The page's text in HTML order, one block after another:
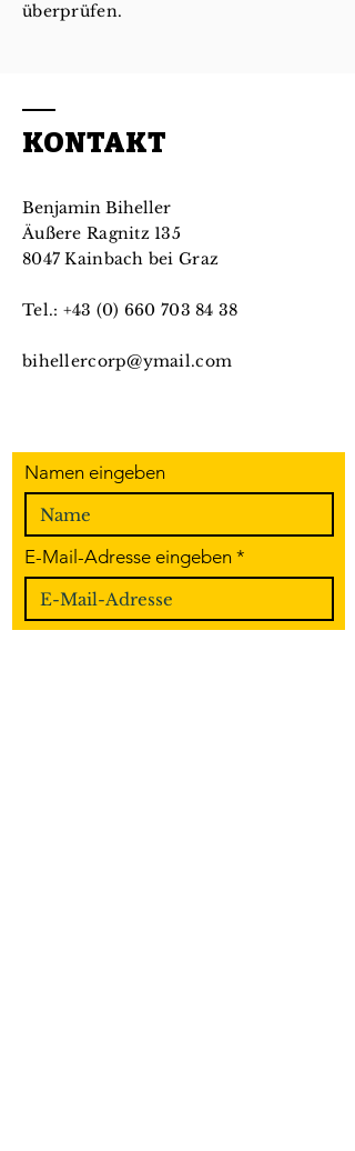
überprüfen.
KONTAKT
Benjamin Biheller
Äußere Ragnitz 135
8047 Kainbach bei Graz
Tel.: +43 (0) 660 703 84 38
bihellercorp@ymail.com
Namen eingeben
E-Mail-Adresse eingeben